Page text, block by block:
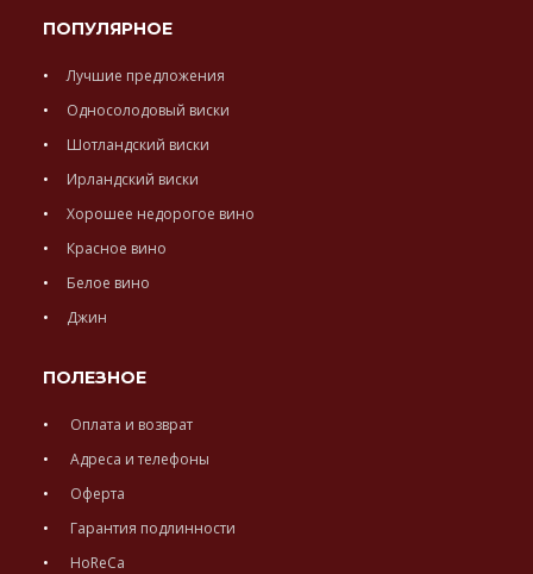
ПОПУЛЯРНОЕ
Лучшие предложения
Односолодовый виски
Шотландский виски
Ирландский виски
Хорошее недорогое вино
Красное вино
Белое вино
Джин
ПОЛЕЗНОЕ
Оплата и возврат
Адреса и телефоны
Оферта
Гарантия подлинности
HoReCa